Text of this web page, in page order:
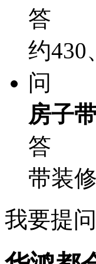
答
约430
问
房子
答
带装修
我要提